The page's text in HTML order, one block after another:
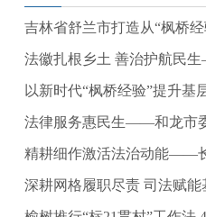
吉林省舒兰市打造从“枫桥经
法徽扎根乡土 善治护航民
以新时代“枫桥经验”提升基
法律服务惠民生——和龙市
精耕细作激活法治动能——
深耕网格履职尽责 司法赋能